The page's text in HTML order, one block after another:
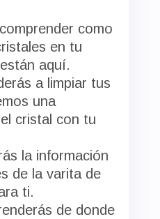
como
en tu
aquí.
a limpiar tus
una
cristal con tu
la información
de la varita de
ti.
de donde